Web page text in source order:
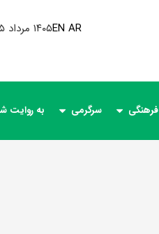
۱۴۰۵ مرداد ۱۵, پنجشنبهEN AR
فرهنگی سرگرمی به روایت